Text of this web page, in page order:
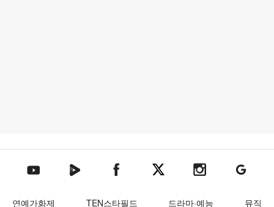
텐아시아 유튜브텐아시아 네이버TV텐아시아 페이스북텐아시아 엑스텐아시아 인스타그램
텐아시아
연예가화제 TEN스타필드 드라마·예능 뮤직